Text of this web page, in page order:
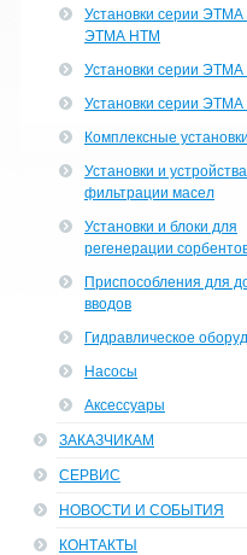
Установки серии
ЭТМА НТМ
Установки серии
Установки серии
Комплексные установки
Установки и
фильтрации масел
Установки и блоки для
регенерации
Приспособления для
вводов
Гидравлическое
Насосы
Аксессуары
ЗАКАЗЧИКАМ
СЕРВИС
НОВОСТИ И СОБЫТИЯ
КОНТАКТЫ